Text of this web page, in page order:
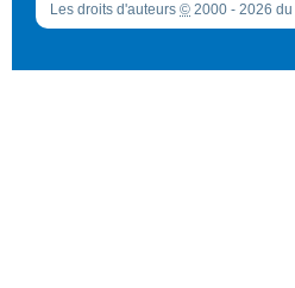
Les droits d'auteurs © 2000 - 2026 du